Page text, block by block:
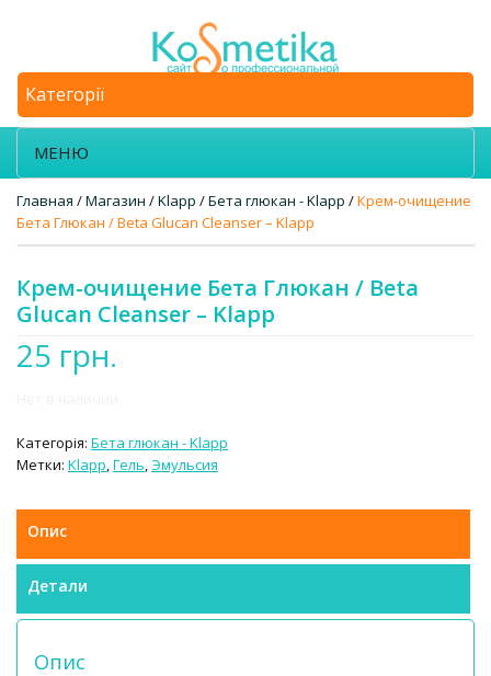
Категорії
МЕНЮ
Главная /Магазин /Klapp /Бета глюкан - Klapp /Крем-очищение
Бета Глюкан / Beta Glucan Cleanser – Klapp
Крем-очищение Бета Глюкан / Beta
Glucan Cleanser – Klapp
25 грн.
Категорія: Бета глюкан - Klapp
Метки: Klapp,Гель,Эмульсия
Опис
Детали
Опис